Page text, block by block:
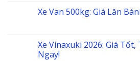
Xe Van 500kg: Giá Lăn
Xe Vinaxuki 2026: Giá Tốt,
Ngay!